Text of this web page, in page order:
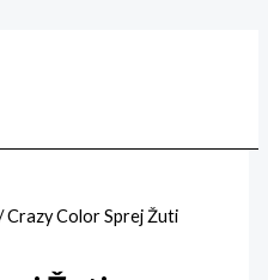
Crazy Color Sprej Žuti